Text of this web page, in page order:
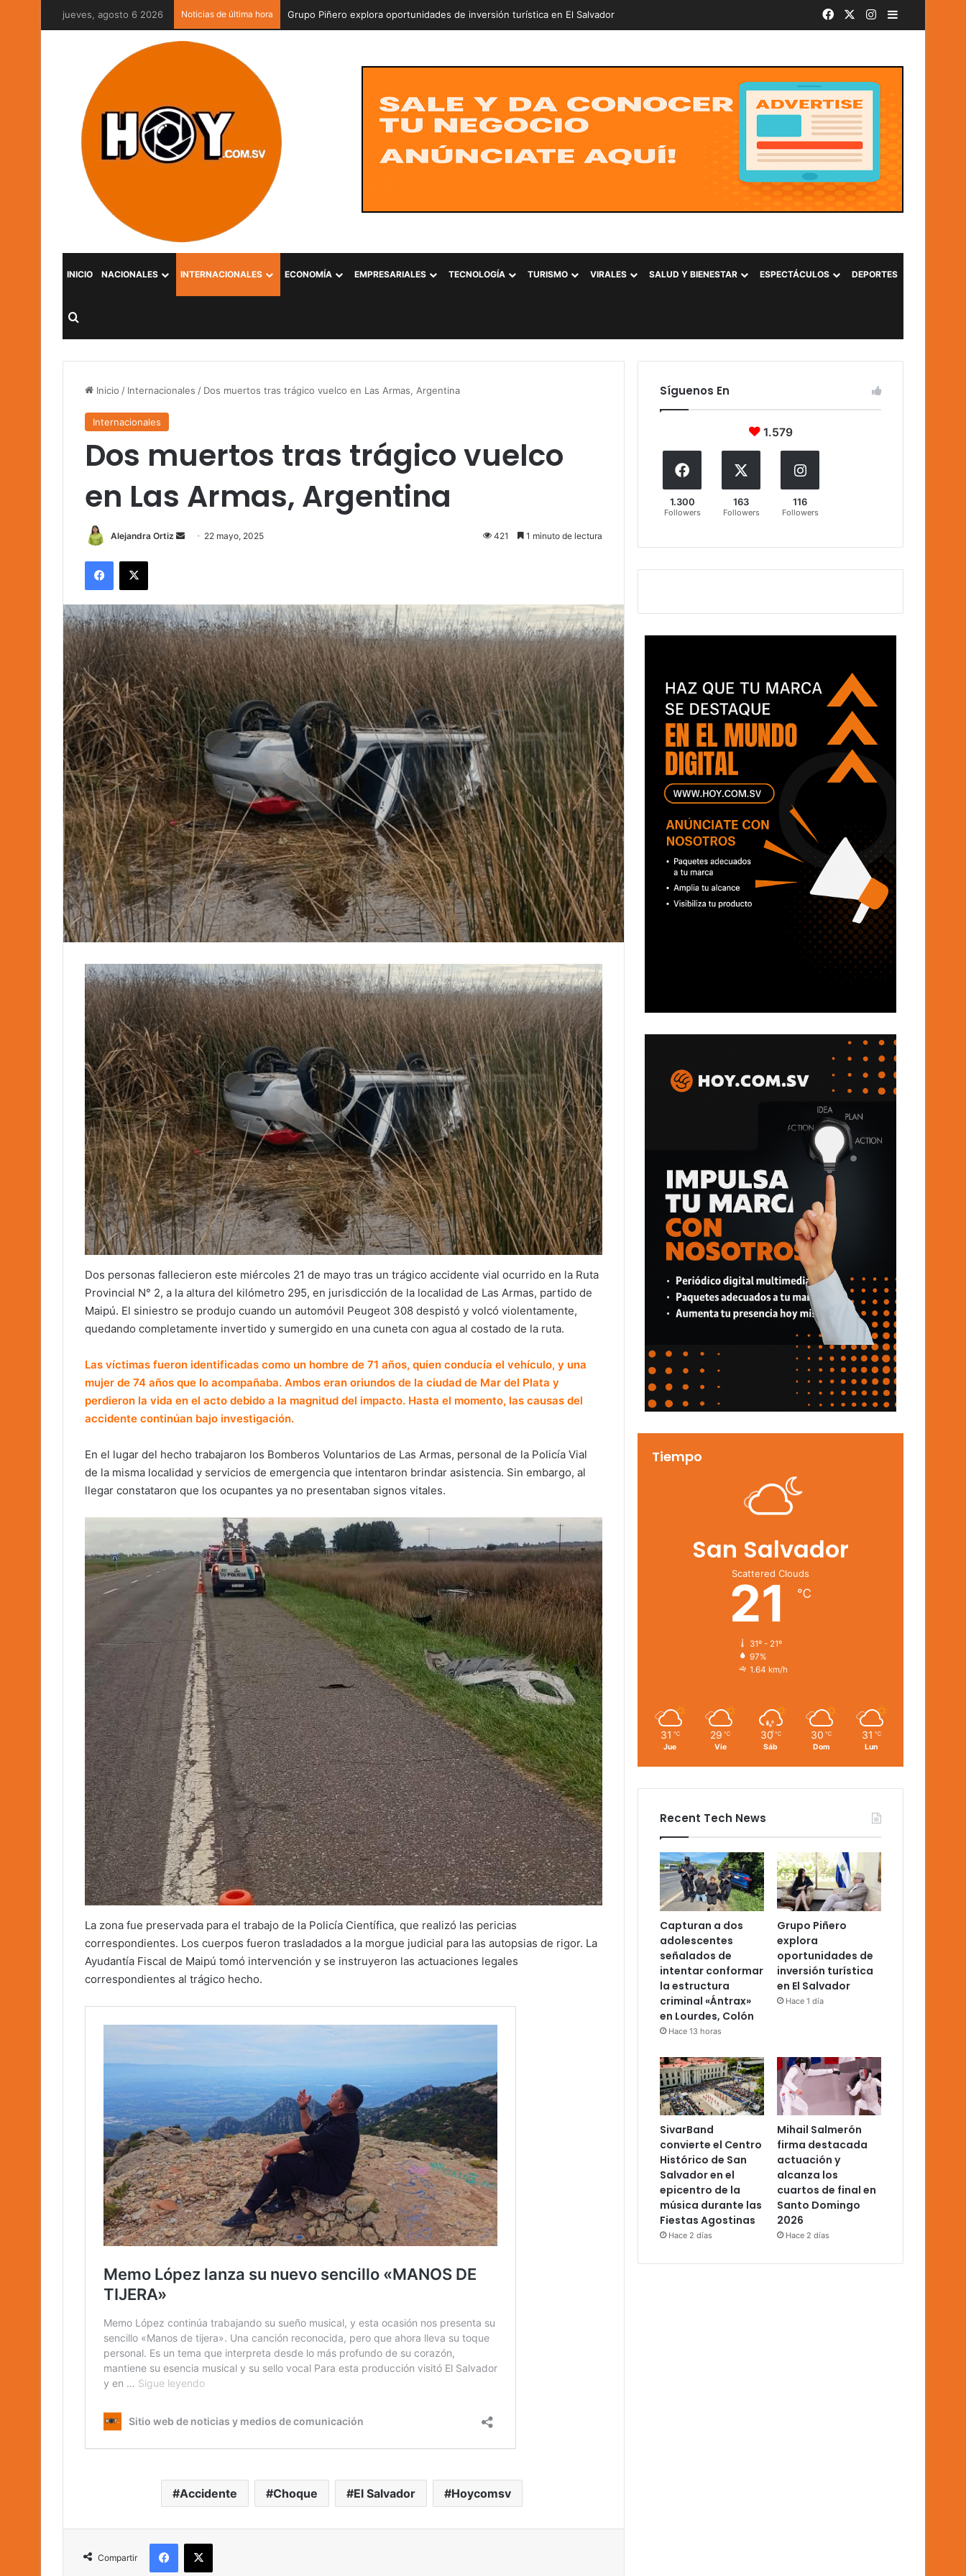
jueves, agosto 6 2026 Noticias de última hora FacebookInstagram
Barra lateral
INICIO NACIONALES INTERNACIONALES ECONOMÍA EMPRESARIALES TECNOLOGÍA TURISMO VIRALES SALUD Y BIENESTAR ESPECTÁCULOS DEPORTES
Buscar por
Inicio / Internacionales / Dos muertos tras trágico vuelco en Las Armas, Argentina
Internacionales
Dos muertos tras trágico vuelco
en Las Armas, Argentina
Alejandra Ortiz
Send 22 mayo, 2025 421 1 minuto de lectura
Facebook
X
Dos personas fallecieron este miércoles 21 de mayo tras un trágico accidente vial ocurrido en la Ruta
Provincial N° 2, a la altura del kilómetro 295, en jurisdicción de la localidad de Las Armas, partido de
Maipú. El siniestro se produjo cuando un automóvil Peugeot 308 despistó y volcó violentamente,
quedando completamente invertido y sumergido en una cuneta con agua al costado de la ruta.
Las víctimas fueron identificadas como un hombre de 71 años, quien conducía el vehículo, y una
mujer de 74 años que lo acompañaba. Ambos eran oriundos de la ciudad de Mar del Plata y
perdieron la vida en el acto debido a la magnitud del impacto. Hasta el momento, las causas del
accidente continúan bajo investigación.
En el lugar del hecho trabajaron los Bomberos Voluntarios de Las Armas, personal de la Policía Vial
de la misma localidad y servicios de emergencia que intentaron brindar asistencia. Sin embargo, al
llegar constataron que los ocupantes ya no presentaban signos vitales.
La zona fue preservada para el trabajo de la Policía Científica, que realizó las pericias
correspondientes. Los cuerpos fueron trasladados a la morgue judicial para las autopsias de rigor. La
Ayudantía Fiscal de Maipú tomó intervención y se instruyeron las actuaciones legales
correspondientes al trágico hecho.
Accidente Choque El Salvador Hoycomsv
Compartir
Facebook
X
Síguenos En
1.579
1.300
Followers
163
Followers
116
Followers
Tiempo
San Salvador
Scattered Clouds
21 ℃
31º - 21º
97%
1.64 km/h
31 ℃
Jue
29 ℃
Vie
30 ℃
Sáb
30 ℃
Dom
31 ℃
Lun
Recent Tech News
Capturan a dos
adolescentes
señalados de
intentar conformar
la estructura
criminal «Ántrax»
en Lourdes, Colón
Hace 13 horas
Grupo Piñero
explora
oportunidades de
inversión turística
en El Salvador
Hace 1 día
SivarBand
convierte el Centro
Histórico de San
Salvador en el
epicentro de la
música durante las
Fiestas Agostinas
Hace 2 días
Mihail Salmerón
firma destacada
actuación y
alcanza los
cuartos de final en
Santo Domingo
2026
Hace 2 días